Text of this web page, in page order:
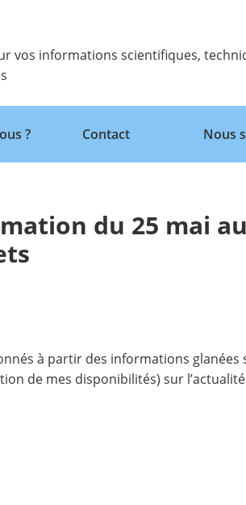
vos informations scientifiques,
? Contact Nous
du 25 mai
à partir des informations
de mes disponibilités) sur